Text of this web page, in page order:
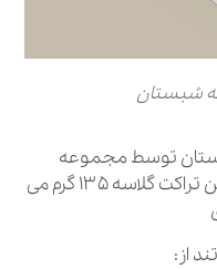
شبستان
توسط مجموعه
دیزاین مای لوگو انجام شد. جنس این تراکت گلاسه ۱۳۵ گرم می
از: